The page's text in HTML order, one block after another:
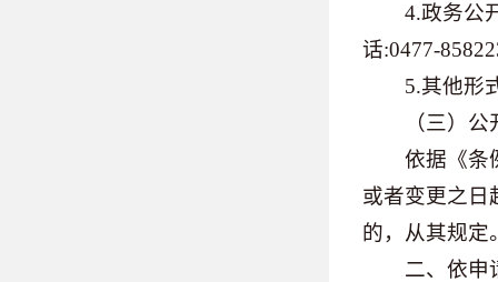
4.政务公开
话:0477-
5.其他形式
（三）公
依据《条例
或者变更之日
的，从其规定
二、依申